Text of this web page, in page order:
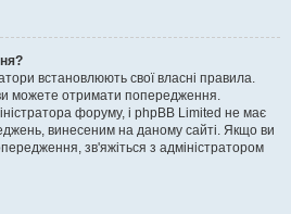
встановлюють свої власні правила.
можете отримати попередження.
форуму, і phpBB Limited не має
винесеним на даному сайті. Якщо ви
зв'яжіться з адміністратором